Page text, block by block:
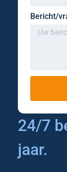
Bericht/
24/7
jaar.